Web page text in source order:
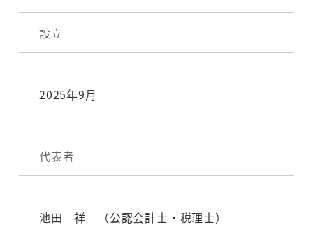
設立
2025年9月
代表者
池田 祥 （公認会計士・税理士）